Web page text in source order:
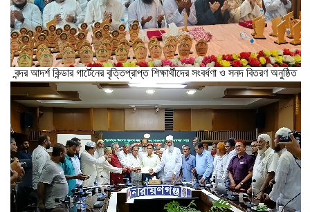
বন্দর আদর্শ কিন্ডার গার্টেনের বৃত্তিপ্রাপ্ত শিক্ষার্থীদের সংবর্ধণা ও সনদ বিতরণ অনুষ্ঠিত